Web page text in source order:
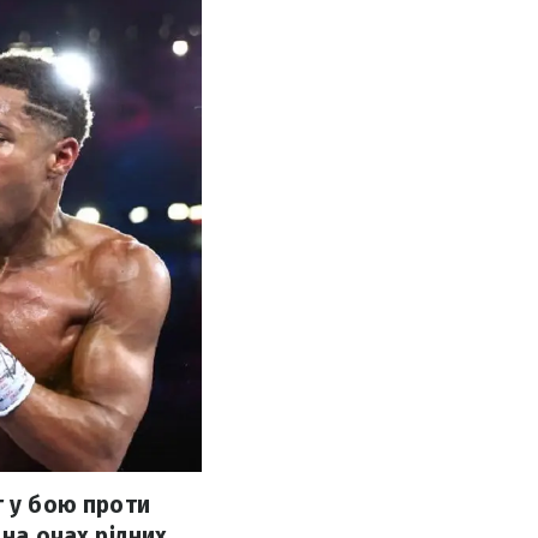
у бою проти